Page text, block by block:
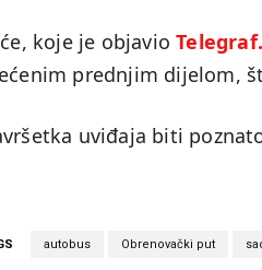
koje je objavio
prednjim dijelom,
uviđaja biti
autobus Obrenovački put